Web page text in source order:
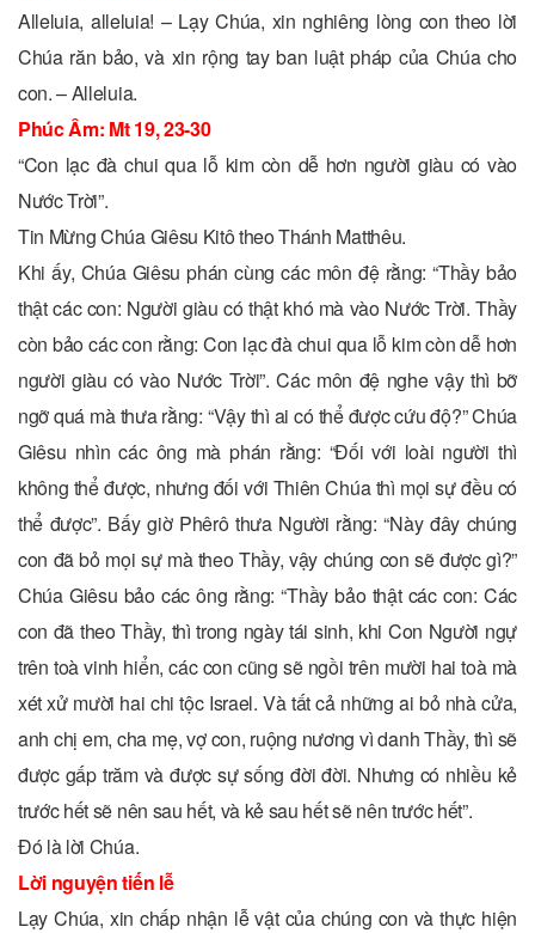
Alleluia, alleluia! – Lạy Chúa, xin nghiêng lòng con theo lời
Chúa răn bảo, và xin rộng tay ban luật pháp của Chúa cho
con. – Alleluia.
Phúc Âm: Mt 19, 23-30
“Con lạc đà chui qua lỗ kim còn dễ hơn người giàu có vào
Nước Trời”.
Tin Mừng Chúa Giêsu Kitô theo Thánh Matthêu.
Khi ấy, Chúa Giêsu phán cùng các môn đệ rằng: “Thầy bảo
thật các con: Người giàu có thật khó mà vào Nước Trời. Thầy
còn bảo các con rằng: Con lạc đà chui qua lỗ kim còn dễ hơn
người giàu có vào Nước Trời”. Các môn đệ nghe vậy thì bỡ
ngỡ quá mà thưa rằng: “Vậy thì ai có thể được cứu độ?” Chúa
Giêsu nhìn các ông mà phán rằng: “Ðối với loài người thì
không thể được, nhưng đối với Thiên Chúa thì mọi sự đều có
thể được”. Bấy giờ Phêrô thưa Người rằng: “Này đây chúng
con đã bỏ mọi sự mà theo Thầy, vậy chúng con sẽ được gì?”
Chúa Giêsu bảo các ông rằng: “Thầy bảo thật các con: Các
con đã theo Thầy, thì trong ngày tái sinh, khi Con Người ngự
trên toà vinh hiển, các con cũng sẽ ngồi trên mười hai toà mà
xét xử mười hai chi tộc Israel. Và tất cả những ai bỏ nhà cửa,
anh chị em, cha mẹ, vợ con, ruộng nương vì danh Thầy, thì sẽ
được gấp trăm và được sự sống đời đời. Nhưng có nhiều kẻ
trước hết sẽ nên sau hết, và kẻ sau hết sẽ nên trước hết”.
Ðó là lời Chúa.
Lời nguyện tiến lễ
Lạy Chúa, xin chấp nhận lễ vật của chúng con và thực hiện